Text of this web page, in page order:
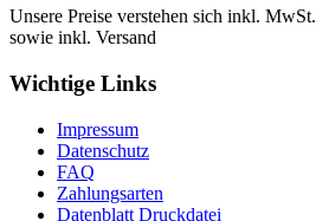
Unsere Preise verstehen sich inkl. MwSt.
sowie inkl. Versand
Wichtige Links
Impressum
Datenschutz
FAQ
Zahlungsarten
Datenblatt Druckdatei